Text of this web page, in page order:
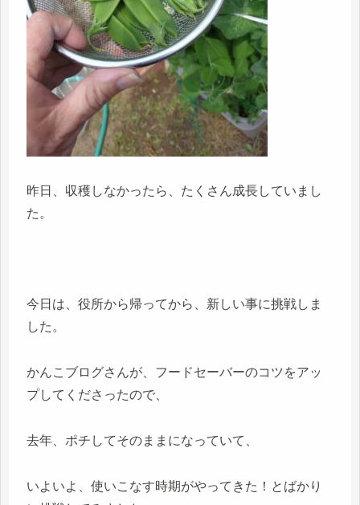
昨日、収穫しなかったら、たくさん成長していまし
た。
今日は、役所から帰ってから、新しい事に挑戦しま
した。
かんこブログさんが、フードセーバーのコツをアッ
プしてくださったので、
去年、ポチしてそのままになっていて、
いよいよ、使いこなす時期がやってきた！とばかり